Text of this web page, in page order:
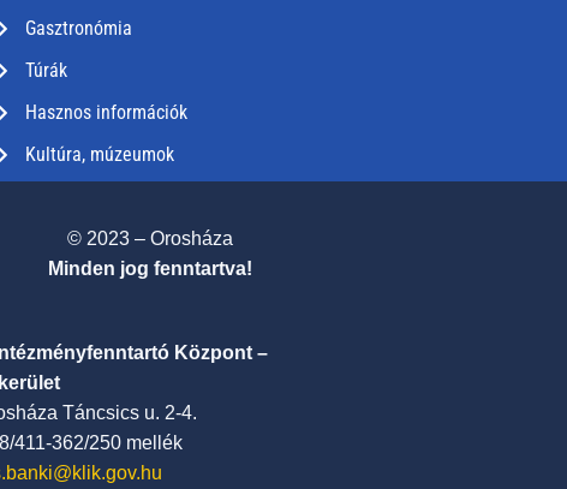
Gasztronómia
Túrák
Hasznos információk
Kultúra, múzeumok
© 2023 – Orosháza
Minden jog fenntartva!
Központ –
Táncsics u. 2-4.
411-362/250 mellék